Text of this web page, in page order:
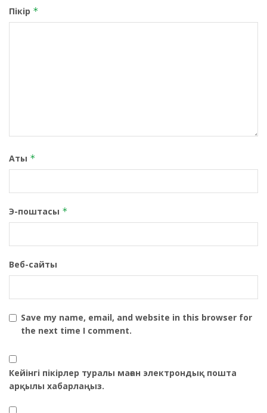
Пікір *
Аты *
Э-поштасы *
Веб-сайты
Save my name, email, and website in this browser for
the next time I comment.
Кейінгі пікірлер туралы маған электрондық пошта
арқылы хабарлаңыз.